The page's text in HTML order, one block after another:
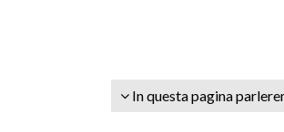
In questa pagina